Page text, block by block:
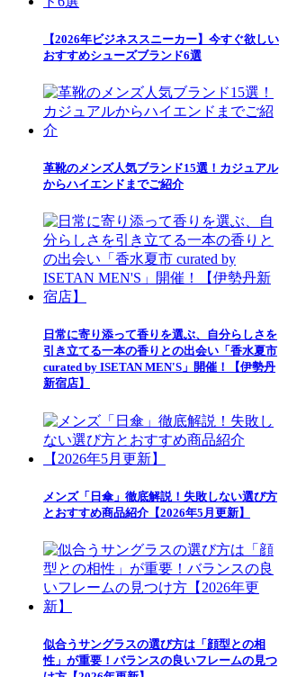
【2026年ビジネススニーカー】今すぐ欲しい
おすすめシューズブランド6選
革靴のメンズ人気ブランド15選！カジュアル
からハイエンドまでご紹介
日常に寄り添って香りを選ぶ、自分らしさを
引き立てる一本の香りとの出会い「香水夏市
curated by ISETAN MEN'S」開催！【伊勢丹
新宿店】
メンズ「日傘」徹底解説！失敗しない選び方
とおすすめ商品紹介【2026年5月更新】
似合うサングラスの選び方は「顔型との相
性」が重要！バランスの良いフレームの見つ